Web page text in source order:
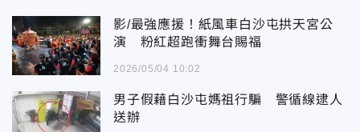
影/最強應援！紙風車白沙屯拱天宮公
演 粉紅超跑衝舞台賜福
2026/05/04 10:02
男子假藉白沙屯媽祖行騙 警循線逮人
送辦